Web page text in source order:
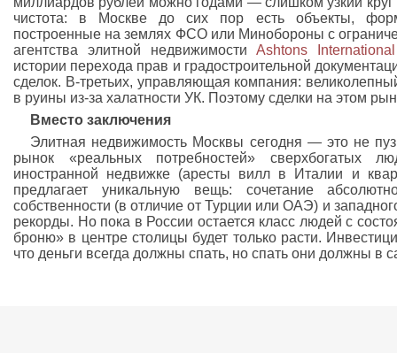
чистота: в Москве до сих пор есть объекты,
построенные на землях ФСО или Минобороны с
агентства элитной недвижимостиAshtons
истории перехода прав и градостроительной
сделок. В-третьих, управляющая компания:
в руины из-за халатности УК. Поэтому сделки на этом
Вместо заключения
Элитная недвижимость Москвы сегодня — это не
рынок «реальных потребностей» сверхбогатых
иностранной недвижке (аресты вилл в Италии и
предлагает уникальную вещь: сочетание
собственности (в отличие от Турции или ОАЭ) и
рекорды. Но пока в России остается класс людей с
броню» в центре столицы будет только расти.
что деньги всегда должны спать, но спать они должны в